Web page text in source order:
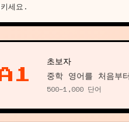
세요.
초보자
중학 영어를 처음부
500–1,000 단어